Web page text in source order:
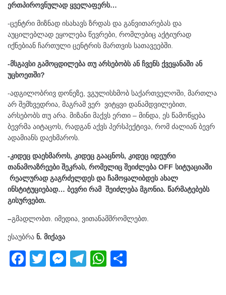
ერთპიროვნულად ყველაფერს…
-ცენტრი მიზნად ისახავს ზრდას და განვითარებას და
აუცილებლად ეყოლება წევრები, რომლებიც აქტიურად
იქნებიან ჩართული ცენტრის მართვის სათავეებში.
-მსგავსი გამოცდილება თუ არსებობს ან ჩვენს ქვეყანაში ან
უცხოეთში?
-ადგილობრივ დონეზე, ვგულისხმობ საქართველოში, მართლა
არ შემხვედრია, მაგრამ ვერ ვიტყვი დანამდვილებით,
არსებობს თუ არა. მიზანი მაქვს ერთი – მინდა, ეს წამოწყება
ბევრმა აიტაცოს, რადგან აქვს პერსპექტივა, რომ ძალიან ბევრ
ადამიანს დაეხმაროს.
-კიდეც დაეხმაროს, კიდეც გააცნოს, კიდეც იდეური
თანამოაზრეები შეკრას, რომელიც შეიძლება OFF სიტუაციაში
რეალურად გაგრძელდეს და ჩამოყალიბდეს ახალ
ინსტიტუციებად… ბევრი რამ შეიძლება მგონია. წარმატებებს
გისურვებთ.
–გმადლობთ. იმედია, ვითანამშრომლებთ.
ესაუბრა ნ. მიქავა
F
T
M
T
W